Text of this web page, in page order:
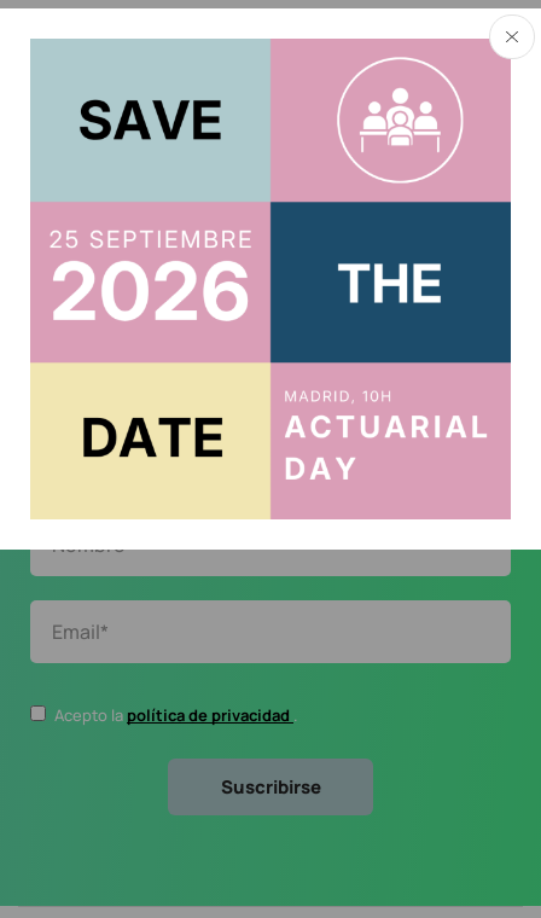
El director del Observatorio Actuarial de Previsión
Social del Instituto de Actuarios de España, Gregorio
Gil de Rozas, ha participado en el primero de los...
Continue Reading
Suscríbete al boletín
Te mantendremos al tanto de todo
Acepto la política de privacidad .